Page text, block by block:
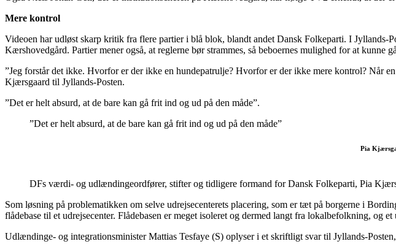
Mere kontrol
Videoen har udløst skarp kritik fra flere partier i blå blok, blandt andet Dansk Folkeparti. I
Kærshovedgård. Partier mener også, at reglerne bør strammes, så beboernes mulighed for at
”Jeg forstår det ikke. Hvorfor er der ikke en hundepatrulje? Hvorfor er der ikke mere kontrol? Når
Kjærsgaard til Jyllands-Posten.
”Det er helt absurd, at de bare kan gå frit ind og ud på den måde”.
”Det er helt absurd, at de bare kan gå frit ind og ud på den måde”
Pia
DFs værdi- og udlændingeordfører, stifter og tidligere formand for Dansk Folkeparti, Pia
Som løsning på problematikken om selve udrejsecenterets placering, som er tæt på borgerne i
flådebase til et udrejsecenter. Flådebasen er meget isoleret og dermed langt fra lokalbefolkning, og
Udlændinge- og integrationsminister Mattias Tesfaye (S) oplyser i et skriftligt svar til Jyllands-